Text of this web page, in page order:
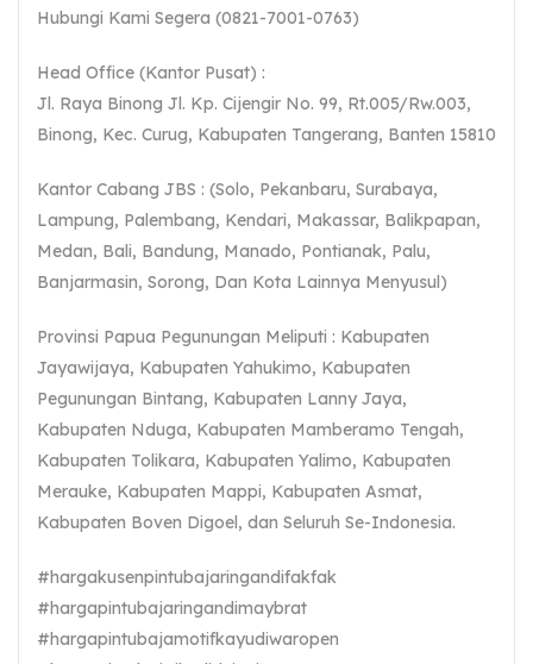
Hubungi Kami Segera (0821-7001-0763)
Head Office (Kantor Pusat) :
Jl. Raya Binong Jl. Kp. Cijengir No. 99, Rt.005/Rw.003,
Binong, Kec. Curug, Kabupaten Tangerang, Banten 15810
Kantor Cabang JBS : (Solo, Pekanbaru, Surabaya,
Lampung, Palembang, Kendari, Makassar, Balikpapan,
Medan, Bali, Bandung, Manado, Pontianak, Palu,
Banjarmasin, Sorong, Dan Kota Lainnya Menyusul)
Provinsi Papua Pegunungan Meliputi : Kabupaten
Jayawijaya, Kabupaten Yahukimo, Kabupaten
Pegunungan Bintang, Kabupaten Lanny Jaya,
Kabupaten Nduga, Kabupaten Mamberamo Tengah,
Kabupaten Tolikara, Kabupaten Yalimo, Kabupaten
Merauke, Kabupaten Mappi, Kabupaten Asmat,
Kabupaten Boven Digoel, dan Seluruh Se-Indonesia.
#hargakusenpintubajaringandifakfak
#hargapintubajaringandimaybrat
#hargapintubajamotifkayudiwaropen